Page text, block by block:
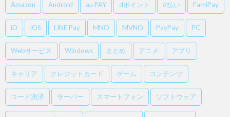
Amazon Android au PAY dポイント d払い FamiPay
iD iOS LINE Pay MNO MVNO PayPay PC
Webサービス Windows まとめ アニメ アプリ
キャリア クレジットカード ゲーム コンテンツ
コード決済 サーバー スマートフォン ソフトウェア